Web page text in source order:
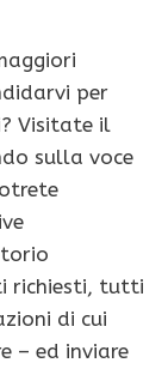
per
Visitate il
sulla voce
richiesti, tutti
di cui
– ed inviare